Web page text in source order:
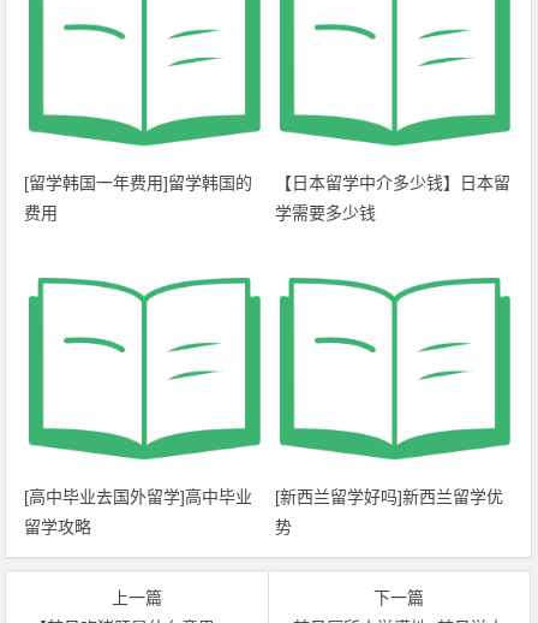
[留学韩国一年费用]留学韩国的
费用
【日本留学中介多少钱】日本留
学需要多少钱
[高中毕业去国外留学]高中毕业
留学攻略
[新西兰留学好吗]新西兰留学优
势
上一篇
下一篇